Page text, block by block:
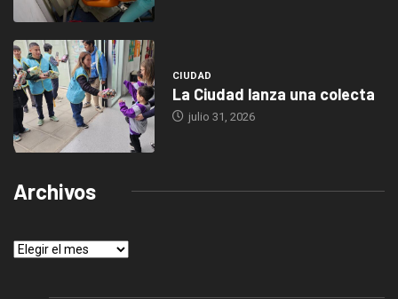
CIUDAD
La Ciudad lanza una colecta
julio 31, 2026
Archivos
Archivos